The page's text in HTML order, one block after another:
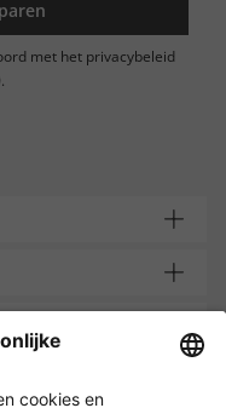
met het privacybeleid